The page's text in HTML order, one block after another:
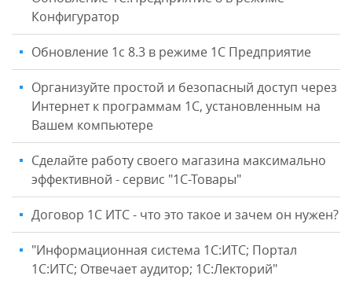
Конфигуратор
Обновление 1с 8.3 в режиме 1С Предприятие
Организуйте простой и безопасный доступ через
Интернет к программам 1С, установленным на
Вашем компьютере
Сделайте работу своего магазина максимально
эффективной - сервис "1С-Товары"
Договор 1С ИТС - что это такое и зачем он нужен?
"Информационная система 1С:ИТС; Портал
1С:ИТС; Отвечает аудитор; 1С:Лекторий"